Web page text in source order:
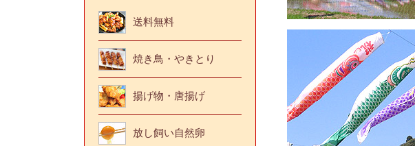
送料無料
焼き鳥・やきとり
揚げ物・唐揚げ
放し飼い自然卵